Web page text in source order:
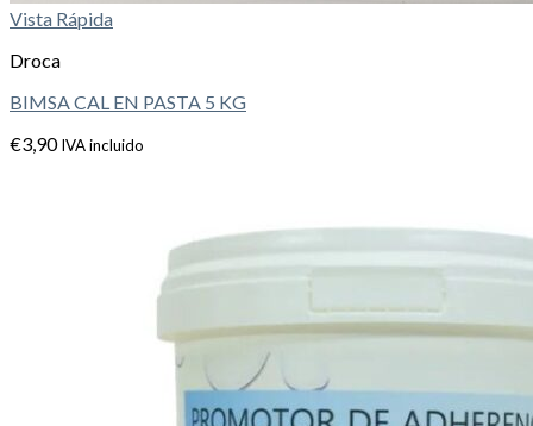
Vista Rápida
Droca
BIMSA CAL EN PASTA 5 KG
€3,90 IVA incluido